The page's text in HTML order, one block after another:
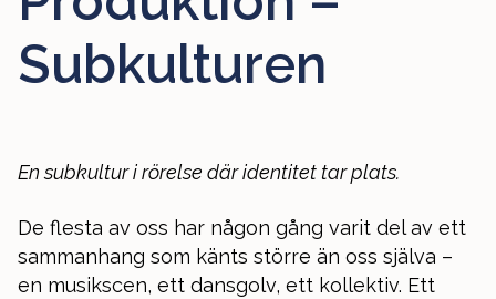
Subkulturen
En subkultur i rörelse där identitet tar plats.
De flesta av oss har någon gång varit del av ett
sammanhang som känts större än oss själva –
en musikscen, ett dansgolv, ett kollektiv. Ett